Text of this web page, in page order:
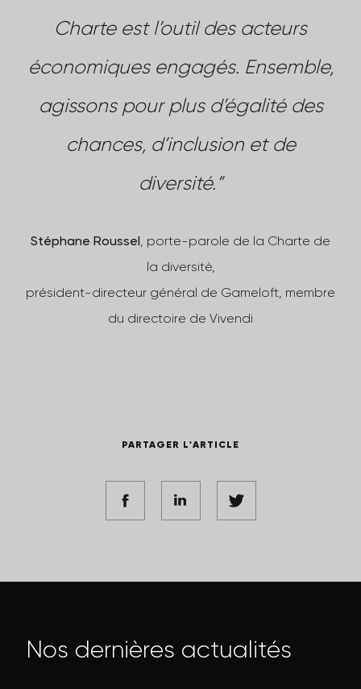
Charte est l’outil des acteurs
économiques engagés. Ensemble,
agissons pour plus d’égalité des
chances, d’inclusion et de
diversité.”
Stéphane Roussel , porte-parole de la Charte de
la diversité,
président-directeur général de Gameloft, membre
du directoire de Vivendi
PARTAGER L'ARTICLE
Nos dernières actua ités